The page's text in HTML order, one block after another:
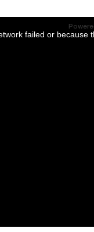
failed or because